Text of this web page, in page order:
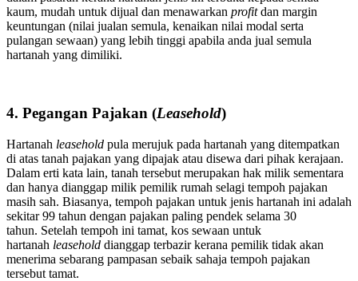
kaum, mudah untuk dijual dan menawarkan profitdan margin
keuntungan (nilai jualan semula, kenaikan nilai modal serta
pulangan sewaan) yang lebih tinggi apabila anda jual semula
hartanah yang dimiliki.
4. Pegangan Pajakan (Leasehold)
Hartanah leasehold pula merujuk pada hartanah yang ditempatkan
di atas tanah pajakan yang dipajak atau disewa dari pihak kerajaan.
Dalam erti kata lain, tanah tersebut merupakan hak milik sementara
dan hanya dianggap milik pemilik rumah selagi tempoh pajakan
masih sah. Biasanya, tempoh pajakan untuk jenis hartanah ini adalah
sekitar 99 tahun dengan pajakan paling pendek selama 30
tahun. Setelah tempoh ini tamat, kos sewaan untuk
hartanah leasehold dianggap terbazir kerana pemilik tidak akan
menerima sebarang pampasan sebaik sahaja tempoh pajakan
tersebut tamat.